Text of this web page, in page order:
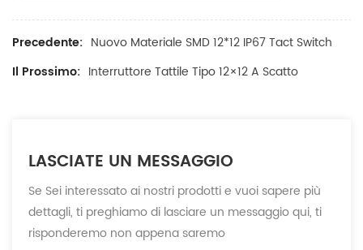
Precedente: Nuovo Materiale SMD 12*12 IP67 Tact Switch
Il Prossimo: Interruttore Tattile Tipo 12×12 A Scatto
LASCIATE UN MESSAGGIO
Se Sei interessato ai nostri prodotti e vuoi sapere più
dettagli, ti preghiamo di lasciare un messaggio qui, ti
risponderemo non appena saremo